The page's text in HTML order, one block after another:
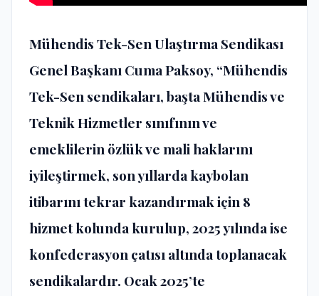
Mühendis Tek-Sen Ulaştırma Sendikası
Genel Başkanı Cuma Paksoy, “Mühendis
Tek-Sen sendikaları, başta Mühendis ve
Teknik Hizmetler sınıfının ve
emeklilerin özlük ve mali haklarını
iyileştirmek, son yıllarda kaybolan
itibarını tekrar kazandırmak için 8
hizmet kolunda kurulup, 2025 yılında ise
konfederasyon çatısı altında toplanacak
sendikalardır. Ocak 2025’te